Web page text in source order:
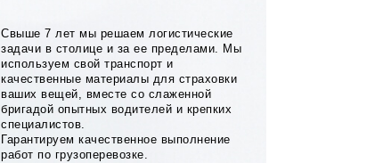
Свыше 7 лет мы решаем логистические
задачи в столице и за ее пределами. Мы
используем свой транспорт и
качественные материалы для страховки
ваших вещей, вместе со слаженной
бригадой опытных водителей и крепких
специалистов.
Гарантируем качественное выполнение
работ по грузоперевозке.